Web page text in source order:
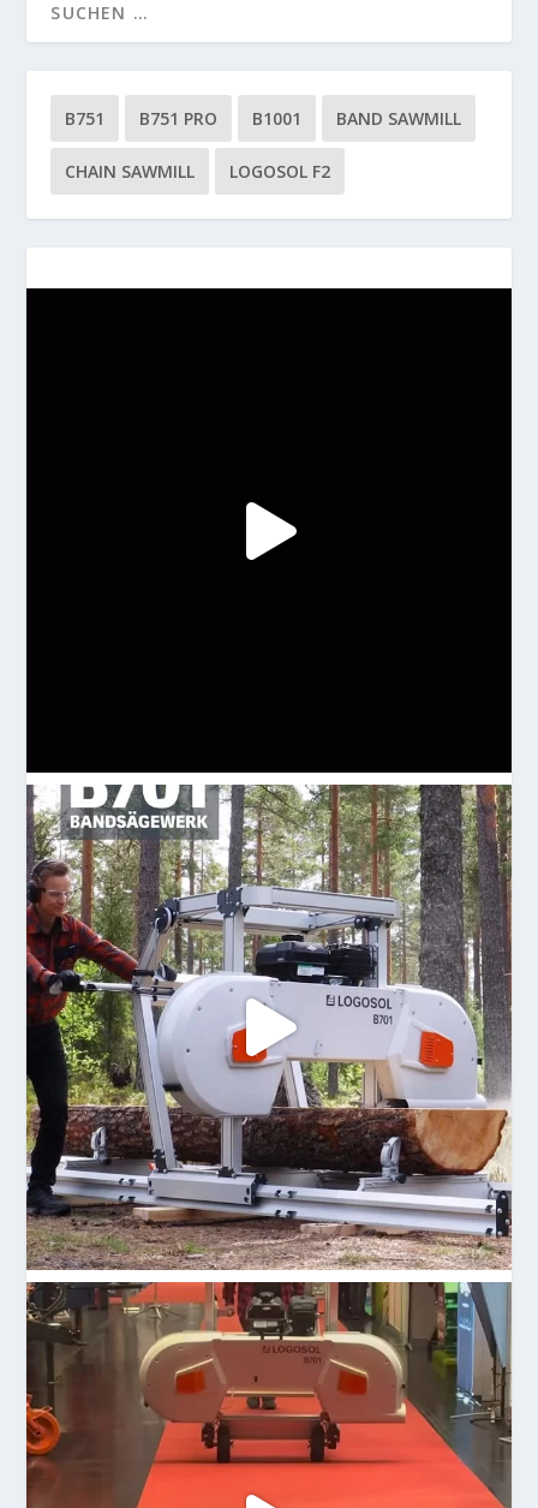
B751 B751 PRO B1001 BAND SAWMILL
CHAIN SAWMILL LOGOSOL F2